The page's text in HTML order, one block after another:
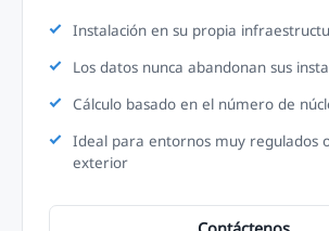
Instalación en su propia
Los datos nunca abandonan sus
Cálculo basado en el número de
Ideal para entornos muy regulados
exterior